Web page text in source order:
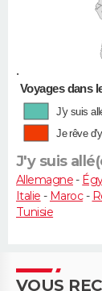
•
Voyages dans
J'y suis
Je rêve
J'y suis
Allemagne-
Italie - Maroc-
Tunisie
VOUS